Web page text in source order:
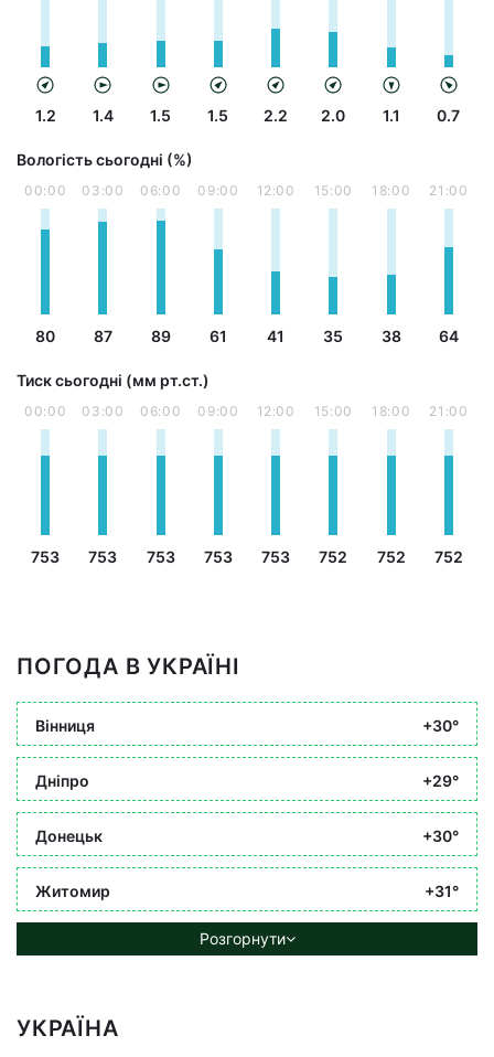
1.2 1.4 1.5 1.5 2.2 2.0 1.1 0.7
Вологість сьогодні (%)
00:00
80
03:00
87
06:00
89
09:00
61
12:00
41
15:00
35
18:00
38
21:00
64
Тиск сьогодні (мм рт.ст.)
00:00
753
03:00
753
06:00
753
09:00
753
12:00
753
15:00
752
18:00
752
21:00
752
ПОГОДА В УКРАЇНІ
Вінниця +30°
Дніпро +29°
Донецьк +30°
Житомир +31°
Розгорнути
УКРАЇНА